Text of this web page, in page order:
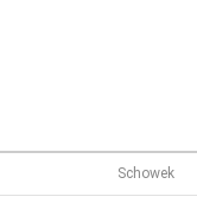
Schowek